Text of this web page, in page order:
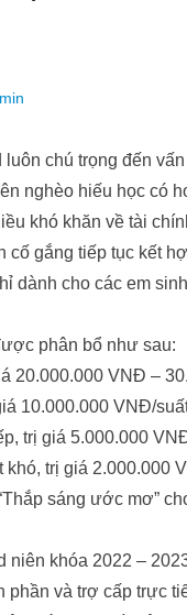
chú trọng đến
nghèo hiếu học có
khó khăn về tài
cố gắng tiếp tục kết
dành cho các em
phân bổ như sau:
20.000.000 VNĐ –
10.000.000 VNĐ/
trị giá 5.000.000
trị giá 2.000.000
sáng ước mơ”
niên khóa 2022 –
phần và trợ cấp trực